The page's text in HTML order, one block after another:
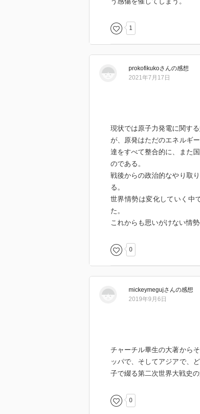
1
prokofikukoさんの感想
2021年7月17日
現状では原子力発電に関する
が、原発はただのエネルギ
達をすべて整合的に、また
のである。
戦後からの政治的なやり取
る。
世界情勢は変化していく中
た。
これからも思いがけない情
0
mickeymegujさんの感想
2019年9月6日
チャーチル畢生の大著から
ッパで、そしてアジアで、
子で綴る第二次世界大戦史の
0